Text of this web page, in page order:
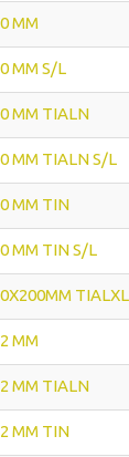
MM
MM S/L
MM TIALN
MM TIALN S/L
MM TIN
MM TIN S/L
TIALXL
MM
MM TIALN
MM TIN